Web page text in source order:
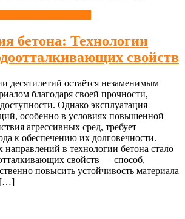
бетона: Технологии
свойств
десятилетий остаётся незаменимым
благодаря своей прочности,
Однако эксплуатация
особенно в условиях повышенной
агрессивных сред, требует
к обеспечению их долговечности.
в технологии бетона стало
свойств — способ,
повысить устойчивость материала
[…]